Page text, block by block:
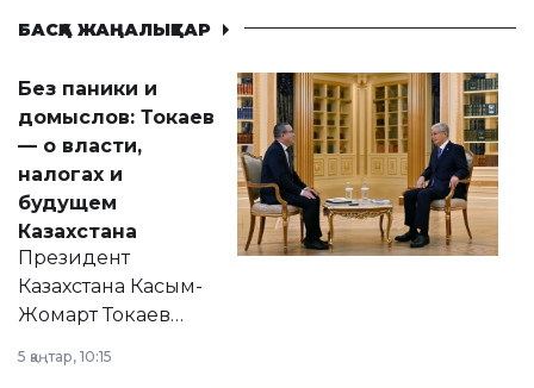
БАСҚА ЖАҢАЛЫҚТАР
Без паники и
домыслов: Токаев
— о власти,
налогах и
будущем
Казахстана
Президент
Казахстана Касым-
Жомарт Токаев
сразу несколько
5 қаңтар, 10:15